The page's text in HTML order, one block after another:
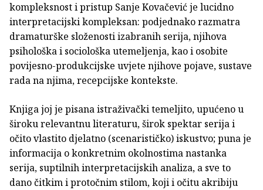
kompleksnost i pristup Sanje Kovačević je lucidno
interpretacijski kompleksan: podjednako razmatra
dramaturške složenosti izabranih serija, njihova
psihološka i sociološka utemeljenja, kao i osobite
povijesno-produkcijske uvjete njihove pojave, sustave
rada na njima, recepcijske kontekste.
Knjiga joj je pisana istraživački temeljito, upućeno u
široku relevantnu literaturu, širok spektar serija i
očito vlastito djelatno (scenarističko) iskustvo; puna je
informacija o konkretnim okolnostima nastanka
serija, suptilnih interpretacijskih analiza, a sve to
dano čitkim i protočnim stilom, koji i očitu akribiju